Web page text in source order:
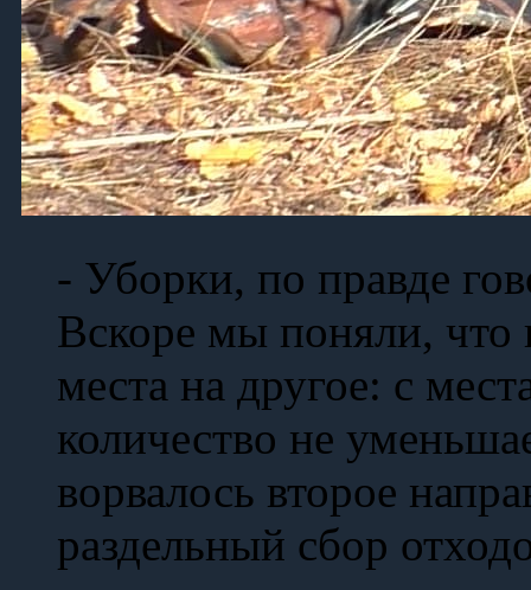
- Уборки, по правде
Вскоре мы поняли, что
места на другое: с
количество не
ворвалось второе
раздельный сбор